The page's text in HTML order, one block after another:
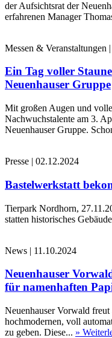
der Aufsichtsrat der
erfahrenen Manager
Messen & Veranstaltungen |
Ein Tag voller
Neuenhauser Gruppe
Mit großen Augen und
Nachwuchstalente am 3.
Neuenhauser Gruppe.
Presse | 02.12.2024
Bastelwerkstatt
Tierpark Nordhorn,
statten historisches
News | 11.10.2024
Neuenhauser
für namenhaften
Neuenhauser Vorwald
hochmodernen, voll
zu geben. Diese... »